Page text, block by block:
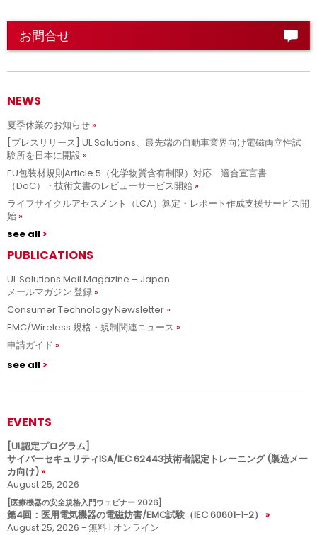
お問合せ
NEWS
夏季休業のお知らせ
[プレスリリース] UL Solutions、最先端の自動車業界向け電磁両立性試
験所を日本に開設
EU包装材規則Article 5（化学物質含有制限）対応 適合宣言書
（DoC）・技術文書のレビューサービス開始
ライフサイクルアセスメント（LCA）算定・レポート作成支援サービス開
始
see all
PUBLICATIONS
UL Solutions Mail Magazine – Japan
メールマガジン 登録
Consumer Technology Newsletter
EMC/Wireless 規格・規制関連ニュース
申請ガイド
see all
EVENTS
[UL認定プログラム]
サイバーセキュリティISA/IEC 62443技術者認定トレーニング (製造メー
カ向け)
August 25, 2026
[医療機器の安全規格入門ウェビナー 2026]
第4回：医用電気機器の電磁妨害/EMC試験（IEC 60601-1-2）
August 25, 2026 - 無料 | オンライン